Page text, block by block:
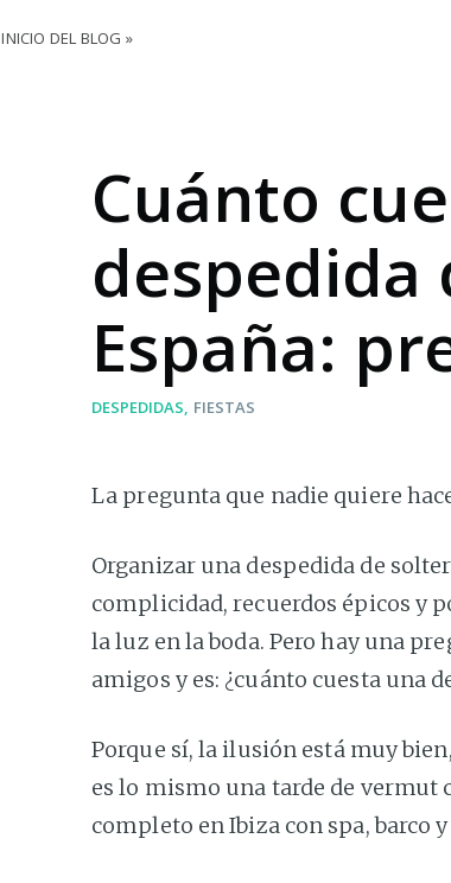
INICIO DEL BLOG »
Cuánto
despedida
España:
DESPEDIDAS FIESTAS
La pregunta que nadie quiere
Organizar una despedida de
complicidad, recuerdos épicos y
la luz en la boda. Pero hay una
amigos y es: ¿cuánto cuesta una
Porque sí, la ilusión está muy
es lo mismo una tarde de vermut
completo en Ibiza con spa, barco